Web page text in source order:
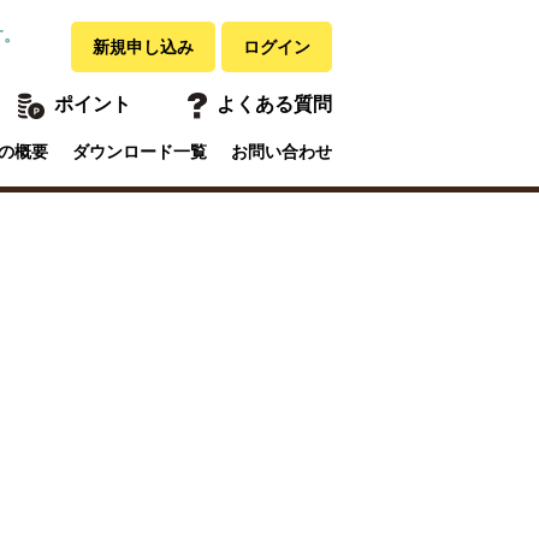
新規申し込み ログイン
ポイント よくある質問
概要 ダウンロード一覧 お問い合わせ